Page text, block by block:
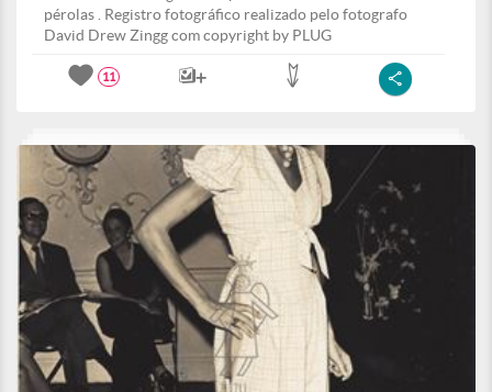
pérolas . Registro fotográfico realizado pelo fotografo
David Drew Zingg com copyright by PLUG
11